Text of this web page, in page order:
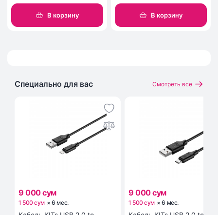
В корзину В корзину
Специально для вас Смотреть все
9 000 сум
1 500 сум × 6 мес.
9 000 сум
1 500 сум ×6 мес.